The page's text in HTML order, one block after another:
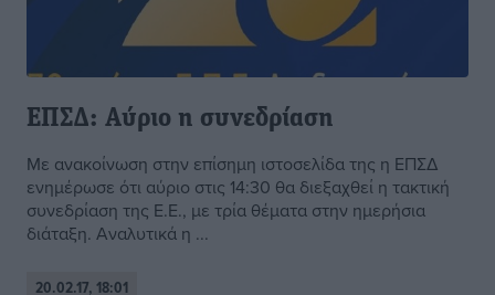
ΕΠΣΔ: Αύριο η συνεδρίαση
Με ανακοίνωση στην επίσημη ιστοσελίδα της η ΕΠΣΔ
ενημέρωσε ότι αύριο στις 14:30 θα διεξαχθεί η τακτική
συνεδρίαση της Ε.Ε., με τρία θέματα στην ημερήσια
διάταξη. Αναλυτικά η ...
20.02.17, 18:01